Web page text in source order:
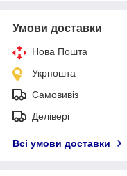
Умови доставки
Нова Пошта
Укрпошта
Самовивіз
Делівері
Всі умови доставки